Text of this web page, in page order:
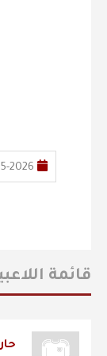
2026
قائمة